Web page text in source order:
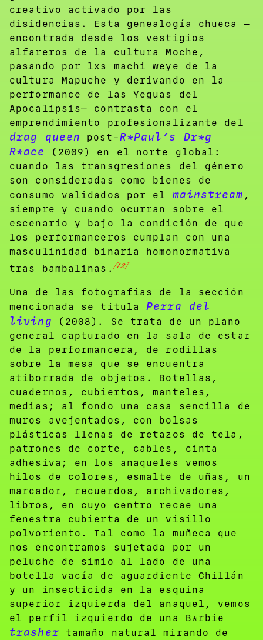
creativo activado por las
disidencias. Esta genealogía chueca —
encontrada desde los vestigios
alfareros de la cultura Moche,
pasando por lxs machi weye de la
cultura Mapuche y derivando en la
performance de las Yeguas del
Apocalipsis— contrasta con el
emprendimiento profesionalizante del
drag queen post-R*Paul’s Dr*g
R*ace
(2009) en el norte global:
cuando las transgresiones del género
son consideradas como bienes de
consumo validados por el mainstream ,
siempre y cuando ocurran sobre el
escenario y bajo la condición de que
los performanceros cumplan con una
masculinidad binaria homonormativa
tras bambalinas.[12]
Una de las fotografías de la sección
mencionada se titulaPerra del
living (2008). Se trata de un plano
general capturado en la sala de estar
de la performancera, de rodillas
sobre la mesa que se encuentra
atiborrada de objetos. Botellas,
cuadernos, cubiertos, manteles,
medias; al fondo una casa sencilla de
muros avejentados, con bolsas
plásticas llenas de retazos de tela,
patrones de corte, cables, cinta
adhesiva; en los anaqueles vemos
hilos de colores, esmalte de uñas, un
marcador, recuerdos, archivadores,
libros, en cuyo centro recae una
fenestra cubierta de un visillo
polvoriento. Tal como la muñeca que
nos encontramos sujetada por un
peluche de simio al lado de una
botella vacía de aguardiente Chillán
y un insecticida en la esquina
superior izquierda del anaquel, vemos
el perfil izquierdo de una B*rbie
trasher tamaño natural mirando de